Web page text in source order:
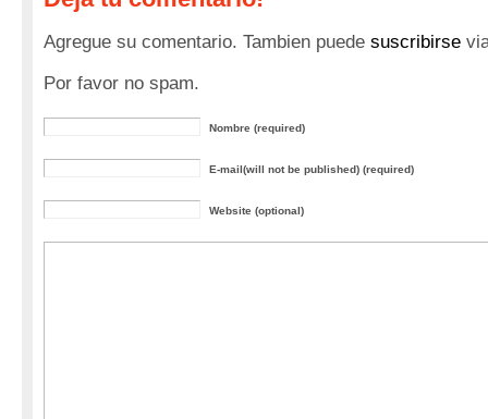
Agregue su comentario. Tambien puede suscribirse
Por favor no spam.
Nombre (required)
E-mail(will not be published) (required)
Website (optional)